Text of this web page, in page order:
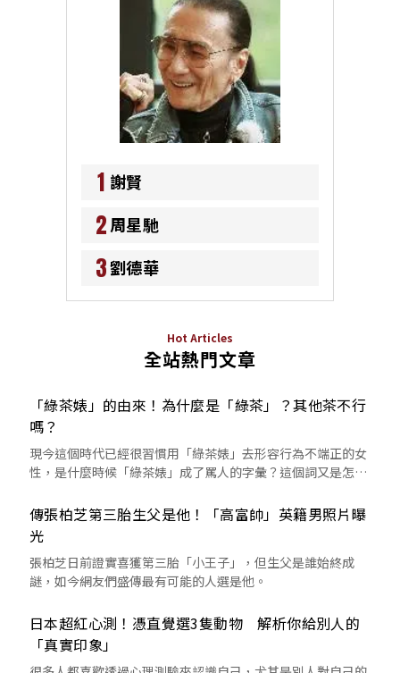
1 謝賢
2周星馳
3劉德華
Hot Articles
全站熱門文章
「綠茶婊」的由來！為什麼是「綠茶」？其他茶不行
嗎？
現今這個時代已經很習慣用「綠茶婊」去形容行為不端正的女
性，是什麼時候「綠茶婊」成了罵人的字彙？這個詞又是怎麼
傳張柏芝第三胎生父是他！「高富帥」英籍男照片曝
光
張柏芝日前證實喜獲第三胎「小王子」，但生父是誰始終成
謎，如今網友們盛傳最有可能的人選是他。
日本超紅心測！憑直覺選3隻動物 解析你給別人的
「真實印象」